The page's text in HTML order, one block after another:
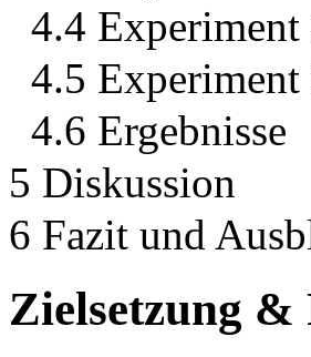
4.4
4.5
4.6 Ergebnisse
5 Diskussion
6 Fazit und
Zielsetzung &